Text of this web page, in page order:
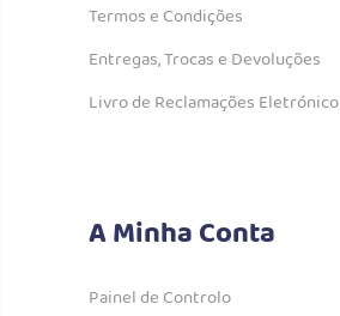
Termos e Condições
Entregas, Trocas e Devoluções
Livro de Reclamações Eletrónico
A Minha Conta
Painel de Controlo